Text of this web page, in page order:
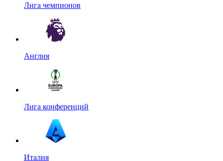
Лига чемпионов
Англия
Лига конференций
Италия